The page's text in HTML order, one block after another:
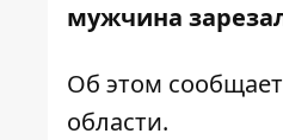
мужчина
Об этом
области.